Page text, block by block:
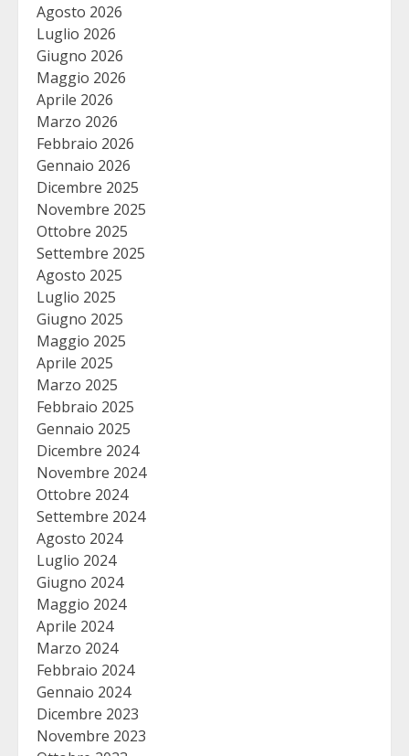
Agosto 2026
Luglio 2026
Giugno 2026
Maggio 2026
Aprile 2026
Marzo 2026
Febbraio 2026
Gennaio 2026
Dicembre 2025
Novembre 2025
Ottobre 2025
Settembre 2025
Agosto 2025
Luglio 2025
Giugno 2025
Maggio 2025
Aprile 2025
Marzo 2025
Febbraio 2025
Gennaio 2025
Dicembre 2024
Novembre 2024
Ottobre 2024
Settembre 2024
Agosto 2024
Luglio 2024
Giugno 2024
Maggio 2024
Aprile 2024
Marzo 2024
Febbraio 2024
Gennaio 2024
Dicembre 2023
Novembre 2023